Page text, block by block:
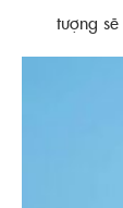
tượng